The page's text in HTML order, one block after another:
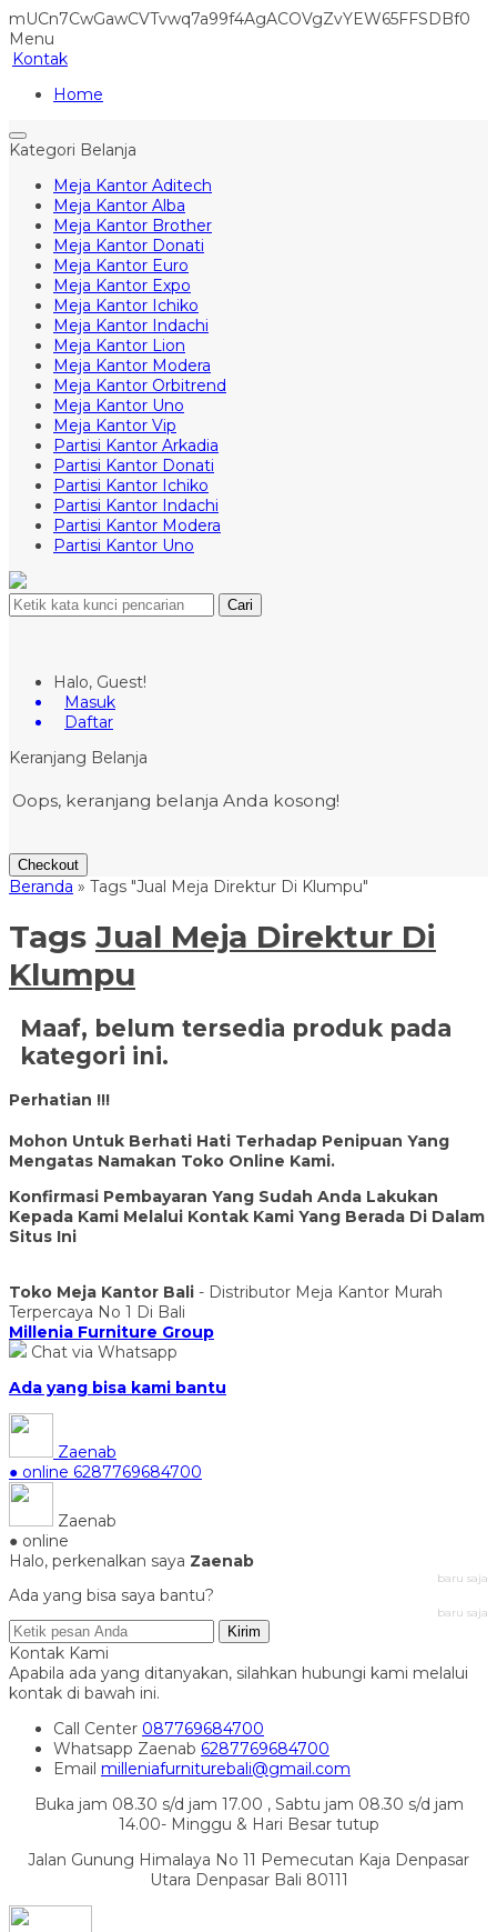
mUCn7CwGawCVTvwq7a99f4AgACOVgZvYEW65FFSDBf0
Menu
Kontak
Home
Kategori Belanja
Meja Kantor Aditech
Meja Kantor Alba
Meja Kantor Brother
Meja Kantor Donati
Meja Kantor Euro
Meja Kantor Expo
Meja Kantor Ichiko
Meja Kantor Indachi
Meja Kantor Lion
Meja Kantor Modera
Meja Kantor Orbitrend
Meja Kantor Uno
Meja Kantor Vip
Partisi Kantor Arkadia
Partisi Kantor Donati
Partisi Kantor Ichiko
Partisi Kantor Indachi
Partisi Kantor Modera
Partisi Kantor Uno
Cari
Halo, Guest!
Masuk
Daftar
Keranjang Belanja
Oops, keranjang belanja Anda kosong!
Checkout
Beranda » Tags "Jual Meja Direktur Di Klumpu"
Tags Jual Meja Direktur Di
Klumpu
Maaf, belum tersedia produk pada
kategori ini.
Perhatian !!!
Mohon Untuk Berhati Hati Terhadap Penipuan Yang
Mengatas Namakan Toko Online Kami.
Konfirmasi Pembayaran Yang Sudah Anda Lakukan
Kepada Kami Melalui Kontak Kami Yang Berada Di Dalam
Situs Ini
Toko Meja Kantor Bali - Distributor Meja Kantor Murah
Terpercaya No 1 Di Bali
Millenia Furniture Group
Chat via Whatsapp
Ada yang bisa kami bantu
Zaenab
● online 6287769684700
Zaenab
● online
Halo, perkenalkan saya Zaenab
baru saja
Ada yang bisa saya bantu?
baru saja
Kirim
Kontak Kami
Apabila ada yang ditanyakan, silahkan hubungi kami melalui
kontak di bawah ini.
Call Center 087769684700
Whatsapp Zaenab 6287769684700
Email milleniafurniturebali@gmail.com
Buka jam 08.30 s/d jam 17.00 , Sabtu jam 08.30 s/d jam
14.00- Minggu & Hari Besar tutup
Jalan Gunung Himalaya No 11 Pemecutan Kaja Denpasar
Utara Denpasar Bali 80111